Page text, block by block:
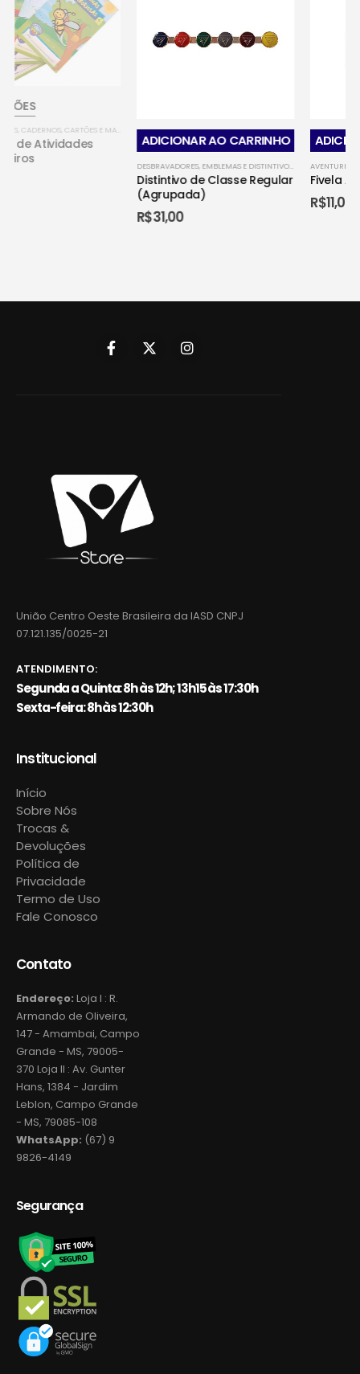
,MINISTÉRIO JOVEM
ADICIONAR AO CARRINHO
EMBLEMAS E DISTINTIVOS OFICIAIS ,MINISTÉRIO JOVEM
Distintivo de Classe Regular
ADICIONAR AO CARRINHO
AVENTUREIROS ,EMBLEMAS E DISTINTIVOS OFICIAIS - AVENTUREIROS
Fivela Aventureiro Adulto
R$11,00
União Centro Oeste Brasileira da IASD CNPJ
07.121.135/0025-21
ATENDIMENTO:
Segunda a Quinta: 8h às 12h; 13h15 às 17:30h
Sexta-feira: 8h às 12:30h
Institucional
Início
Sobre Nós
Trocas &
Devoluções
Política de
Privacidade
Termo de Uso
Fale Conosco
Contato
Endereço: Loja I : R.
Armando de Oliveira,
147 - Amambai, Campo
Grande - MS, 79005-
370 Loja II : Av. Gunter
Hans, 1384 - Jardim
Leblon, Campo Grande
- MS, 79085-108
WhatsApp: (67) 9
9826-4149
Segurança